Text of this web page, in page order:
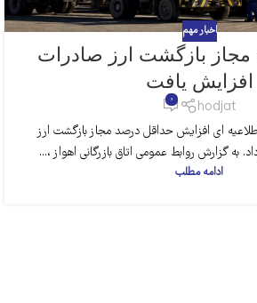
اخبار مهم
بازگشت ارز صادرات
افزایش یافت
hodjat
0
ای افزایش حداقل درصد مجاز بازگشت ارز
به گزارش روابط عمومی اتاق بازرگانی اهواز ،...
ادامه مطلب